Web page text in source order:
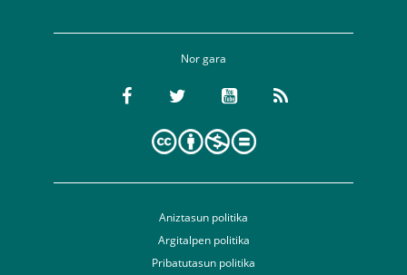
Nor gara
Aniztasun politika
Argitalpen politika
Pribatutasun politika